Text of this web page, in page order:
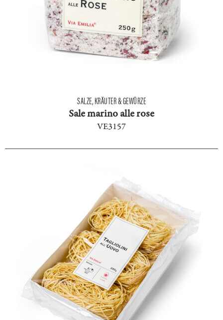
SALZE, KRÄUTER & GEWÜRZE
Sale marino alle rose
VE3157